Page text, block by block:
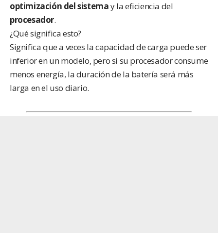
optimización del sistemay la eficiencia del
procesador.
¿Qué significa esto?
Significa que a veces la capacidad de carga puede ser
inferior en un modelo, pero si su procesador consume
menos energía, la duración de la batería será más
larga en el uso diario.